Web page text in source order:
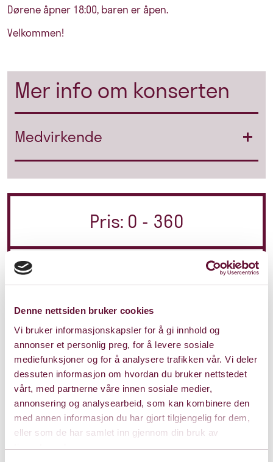
Denne nettsiden bruker cookies
Vi bruker informasjonskapsler for å gi innhold og
annonser et personlig preg, for å levere sosiale
mediefunksjoner og for å analysere trafikken vår. Vi deler
dessuten informasjon om hvordan du bruker nettstedet
vårt, med partnerne våre innen sosiale medier,
annonsering og analysearbeid, som kan kombinere den
med annen informasjon du har gjort tilgjengelig for dem,
eller som de har samlet inn gjennom din bruk av
tjenestene deres.
Dørene åpner 18:00, baren er åpen.
Velkommen!
Mer info om konserten
Medvirkende
Pris: 0 - 360
Varighet: 1 t, 15 min.
Torsdag 29. januar 2026
Kl. 19:00 Forestillingen er spilt